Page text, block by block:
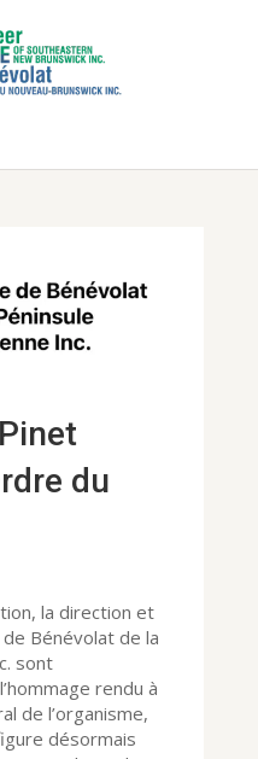
du
la direction et
Bénévolat de la
sont
rendu à
de l’organisme,
désormais